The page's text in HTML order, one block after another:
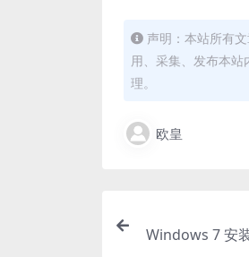
声明：本站所有
用、采集、发布本
理。
欧皇
Windows 7 安